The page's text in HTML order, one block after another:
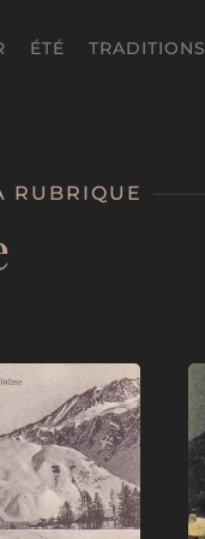
ÉTÉ TRADITIONS
RUBRIQUE